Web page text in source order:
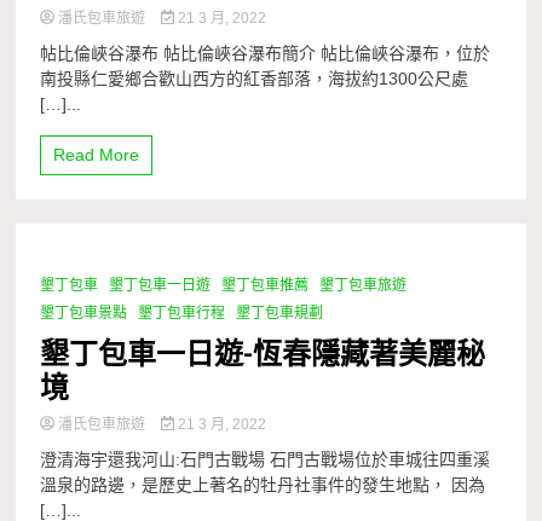
潘氏包車旅遊 21 3 月, 2022
帖比倫峽谷瀑布 帖比倫峽谷瀑布簡介 帖比倫峽谷瀑布，位於
南投縣仁愛鄉合歡山西方的紅香部落，海拔約1300公尺處
[…]...
Read More
1 Minute
墾丁包車 墾丁包車一日遊 墾丁包車推薦
墾丁包車旅遊
墾丁包車景點
墾丁包車行程 墾丁包車規劃
墾丁包車一日遊-恆春隱藏著美麗秘
境
潘氏包車旅遊 21 3 月, 2022
澄清海宇還我河山:石門古戰場 石門古戰場位於車城往四重溪
溫泉的路邊，是歷史上著名的牡丹社事件的發生地點， 因為
[…]...